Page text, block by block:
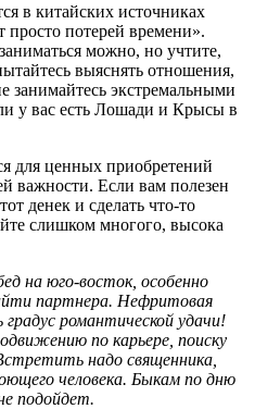
в китайских источниках
просто потерей времени».
можно, но учтите,
выяснять отношения,
занимайтесь экстремальными
у вас есть Лошади и Крысы в
для ценных приобретений
важности. Если вам полезен
денек и сделать что-то
слишком многого, высока
на юго-восток, особенно
партнера. Нефритовая
романтической удачи!
по карьере, поиску
надо священника,
человека. Быкам по дню
подойдет.